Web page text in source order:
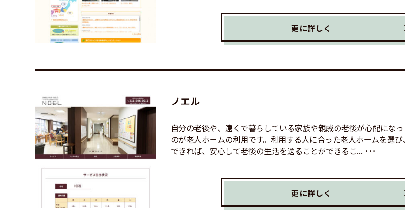
更に詳しく
ノエル
自分の老後や、遠くで暮らしている家族や親戚の老後が心配にな
のが老人ホームの利用です。利用する人に合った老人ホームを選
できれば、安心して老後の生活を送ることができるこ... ･･･
更に詳しく